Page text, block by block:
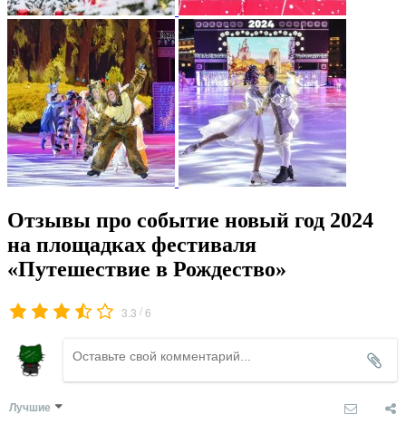
Отзывы про событие новый год 2024
на площадках фестиваля
«Путешествие в Рождество»
3.3 /6
Лучшие